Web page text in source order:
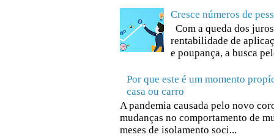
Cresce números de
Com a queda dos
rentabilidade de
e poupança, a busca
Por que este é um momento
casa ou carro
A pandemia causada pelo novo
mudanças no comportamento de
meses de isolamento soci...